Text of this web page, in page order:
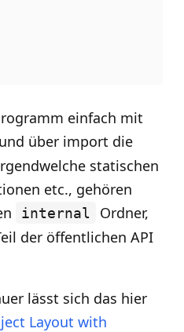
einfach mit
über import die
statischen
etc., gehören
internal
Ordner,
der öffentlichen API
lässt sich das hier
Layout with